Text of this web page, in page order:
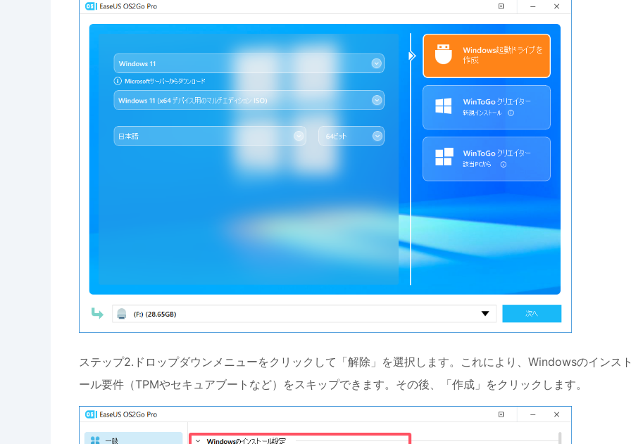
ステップ2.ドロップダウンメニューをクリックして「解除」を選択します。これにより、Windowsのインス
ール要件（TPMやセキュアブートなど）をスキップできます。その後、「作成」をクリックします。